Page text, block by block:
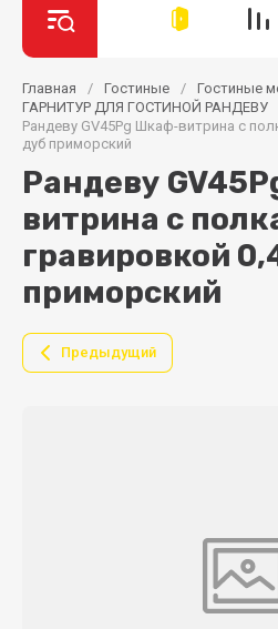
Главная / Гостиные / Гостиные
ГАРНИТУР ДЛЯ ГОСТИНОЙ РАНДЕВУ
Рандеву GV45Pg Шкаф-витрина с
дуб приморский
Рандеву
витрина с
гравировкой
приморский
Предыдущий